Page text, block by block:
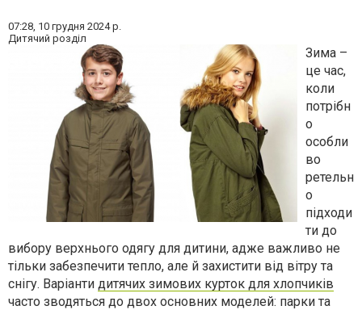
07:28, 10 грудня 2024 р.
Дитячий розділ
Зима –
це час,
коли
потрібн
о
особли
во
ретельн
о
підходи
ти до
вибору верхнього одягу для дитини, адже важливо не
тільки забезпечити тепло, але й захистити від вітру та
снігу. Варіанти дитячих зимових курток для хлопчиків
часто зводяться до двох основних моделей: парки та